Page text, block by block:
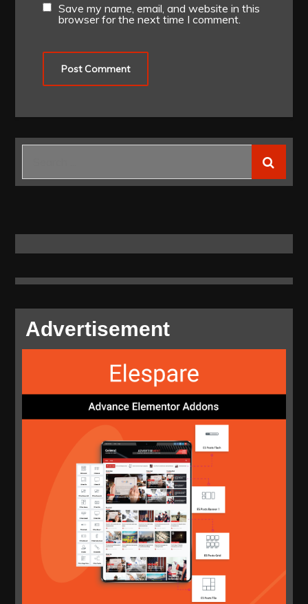
Save my name, email, and website in this
browser for the next time I comment.
Advertisement